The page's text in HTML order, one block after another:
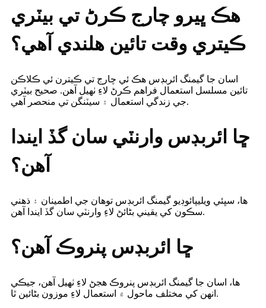
هڪ ڀيرو چارج ڪرڻ تي بيٽري
ڪيتري وقت تائين هلندي آهي؟
اسان جا گيمنگ ائربڊس هڪ ئي چارج تي ڪيترن ئي ڪلاڪن
تائين مسلسل استعمال فراهم ڪرڻ لاءِ ٺهيل آهن. صحيح بيٽري
جي زندگي استعمال ۽ سيٽنگن تي منحصر آهي.
ڇا ائربڊس وارنٽي سان گڏ ايندا
آهن؟
ها، سڀئي ويليپائوڊيو گيمنگ ائربڊس توهان جي اطمينان ۽ ذهني
سڪون کي يقيني بڻائڻ لاءِ وارنٽي سان گڏ ايندا آهن.
ڇا ائربڊس پنروڪ آهن؟
ها، اسان جا گيمنگ ائربڊس پنروڪ هجڻ لاءِ ٺهيل آهن، جيڪي
انهن کي مختلف ماحول ۾ استعمال لاءِ موزون بڻائين ٿا.